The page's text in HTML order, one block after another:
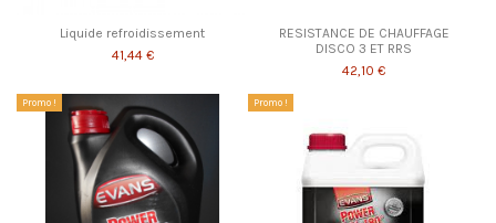
Liquide refroidissement
41,44 €
RESISTANCE DE CHAUFFAGE
DISCO 3 ET RRS
42,10 €
Promo ! Promo !